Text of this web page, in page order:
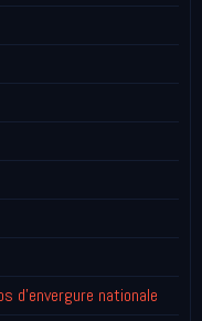
d'envergure nationale